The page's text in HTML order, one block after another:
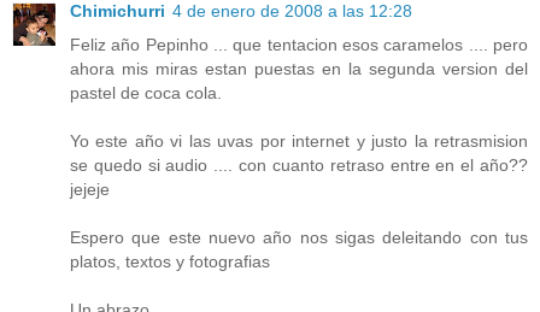
Chimichurri 4 de enero de 2008 a las 12:28
Feliz año Pepinho ... que tentacion esos caramelos .... pero
ahora mis miras estan puestas en la segunda version del
pastel de coca cola.
Yo este año vi las uvas por internet y justo la retrasmision
se quedo si audio .... con cuanto retraso entre en el año??
jejeje
Espero que este nuevo año nos sigas deleitando con tus
platos, textos y fotografias